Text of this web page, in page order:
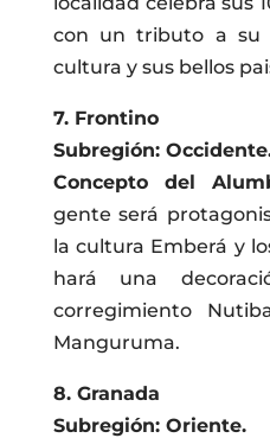
con un tributo a su
cultura y sus bellos
7. Frontino
Subregión:
Concepto del
gente será
la cultura Emberá y
hará una
corregimiento
Manguruma.
8. Granada
Subregión: Oriente.